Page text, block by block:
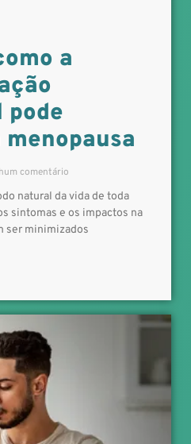
a
comentário
natural da vida de toda
sintomas e os impactos na
ser minimizados